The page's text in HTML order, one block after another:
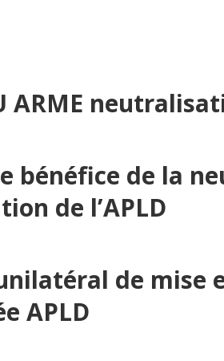
ARME
bénéfice de la
de l’APLD
de mise
APLD